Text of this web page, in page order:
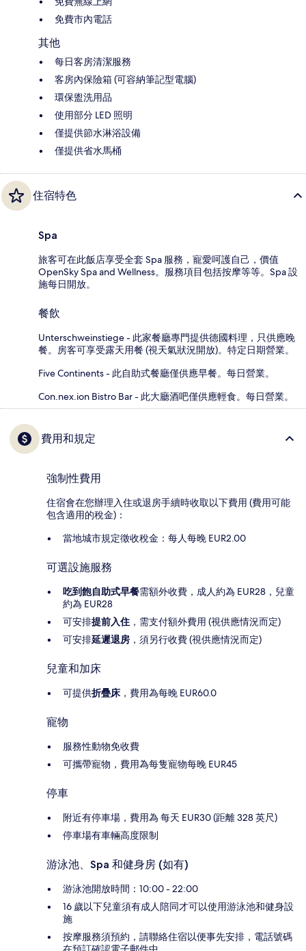
免費市內電話
其他
每日客房清潔服務
客房內保險箱 (可容納筆記型電腦)
環保盥洗用品
使用部分 LED 照明
僅提供節水淋浴設備
僅提供省水馬桶
住宿特色
Spa
旅客可在此飯店享受全套 Spa 服務，寵愛呵護自己，價值
OpenSky Spa and Wellness。服務項目包括按摩等等。Spa 設
施每日開放。
餐飲
Unterschweinstiege - 此家餐廳專門提供德國料理，只供應晚
餐。房客可享受露天用餐 (視天氣狀況開放)。特定日期營業。
Five Continents - 此自助式餐廳僅供應早餐。每日營業。
Con.nex.ion Bistro Bar - 此大廳酒吧僅供應輕食。每日營業。
費用和規定
強制性費用
住宿會在您辦理入住或退房手續時收取以下費用 (費用可能
包含適用的稅金)：
當地城市規定徵收稅金：每人每晚 EUR2.00
可選設施服務
吃到飽自助式早餐需額外收費，成人約為 EUR28，兒童
約為 EUR28
可安排提前入住 ，需支付額外費用 (視供應情況而定)
可安排延遲退房 ，須另行收費 (視供應情況而定)
兒童和加床
可提供折疊床 ，費用為每晚 EUR60.0
寵物
服務性動物免收費
可攜帶寵物，費用為每隻寵物每晚 EUR45
停車
附近有停車場，費用為 每天 EUR30 (距離 328 英尺)
停車場有車輛高度限制
游泳池、Spa 和健身房 (如有)
游泳池開放時間：10:00 - 22:00
16 歲以下兒童須有成人陪同才可以使用游泳池和健身設
施
按摩服務須預約，請聯絡住宿以便事先安排，電話號碼